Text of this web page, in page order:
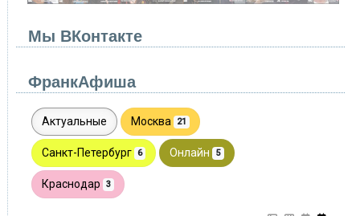
Мы ВКонтакте
ФранкАфиша